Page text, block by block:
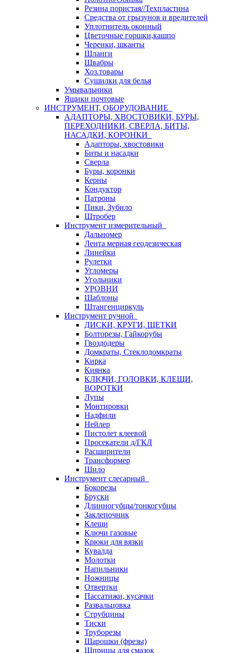
Резина пористая//Техпластина
Средства от грызунов и вредителей
Уплотнитель оконный
Цветочные горшки,кашпо
Черенки, шканты
Шланги
Швабры
Хоз.товары
Сушилки для белья
Умывальники
Ящики почтовые
ИНСТРУМЕНТ, ОБОРУДОВАНИЕ
АДАПТОРЫ, ХВОСТОВИКИ, БУРЫ,
ПЕРЕХОДНИКИ, СВЕРЛА, БИТЫ,
НАСАДКИ, КОРОНКИ
Адапторы, хвостовики
Биты и насадки
Сверла
Буры, коронки
Керны
Кондуктор
Патроны
Пики, Зубило
Штробер
Инструмент измерительный
Дальномер
Лента мерная геодезическая
Линейки
Рулетки
Угломеры
Угольники
УРОВНИ
Шаблоны
Штангенциркуль
Инструмент ручной
ДИСКИ, КРУГИ, ЩЕТКИ
Болторезы, Гайкорубы
Гвоздодеры
Домкраты, Стеклодомкраты
Кирка
Киянка
КЛЮЧИ, ГОЛОВКИ, КЛЕЩИ,
ВОРОТКИ
Лупы
Монтировки
Надфили
Нейлер
Пистолет клеевой
Просекатели д/ГКЛ
Расширители
Трансформер
Шило
Инструмент слесарный
Бокорезы
Бруски
Длинногубцы/тонкогубцы
Заклепочник
Клещи
Ключи газовые
Крюки для вязки
Кувалда
Молотки
Напильники
Ножницы
Отвертки
Пассатижи, кусачки
Развальцовка
Струбцины
Тиски
Труборезы
Шарошки (фрезы)
Шприцы для смазок